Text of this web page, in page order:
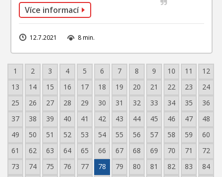
Více informací
12.7.2021 8 min.
1 2 3 4 5 6 7 8 9 10 11
12
13
14 15 16 17 18 19 20 21 22 23
24
25
26 27 28 29 30 31 32 33 34 35
36
37
38 39 40 41 42 43 44 45 46 47
48
49
50 51 52 53 54 55 56 57 58 59
60
61
62 63 64 65 66 67 68 69 70 71
72
73
74 75 76 77 78 79 80 81 82 83
84